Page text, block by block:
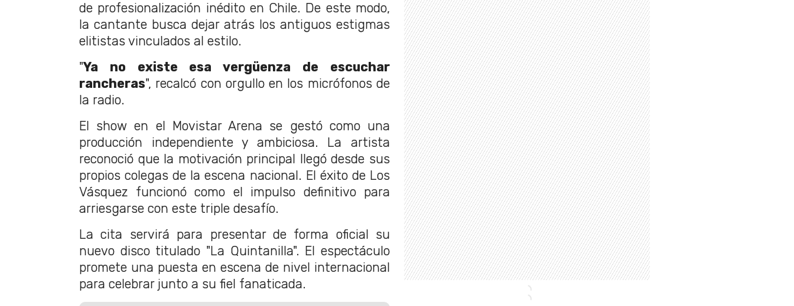
de profesionalización inédito en Chile. De este modo,
la cantante busca dejar atrás los antiguos estigmas
elitistas vinculados al estilo.
"Ya no existe esa vergüenza de escuchar
rancheras", recalcó con orgullo en los micrófonos de
la radio.
El show en el Movistar Arena se gestó como una
producción independiente y ambiciosa. La artista
reconoció que la motivación principal llegó desde sus
propios colegas de la escena nacional. El éxito de Los
Vásquez funcionó como el impulso definitivo para
arriesgarse con este triple desafío.
La cita servirá para presentar de forma oficial su
nuevo disco titulado "La Quintanilla". El espectáculo
promete una puesta en escena de nivel internacional
para celebrar junto a su fiel fanaticada.